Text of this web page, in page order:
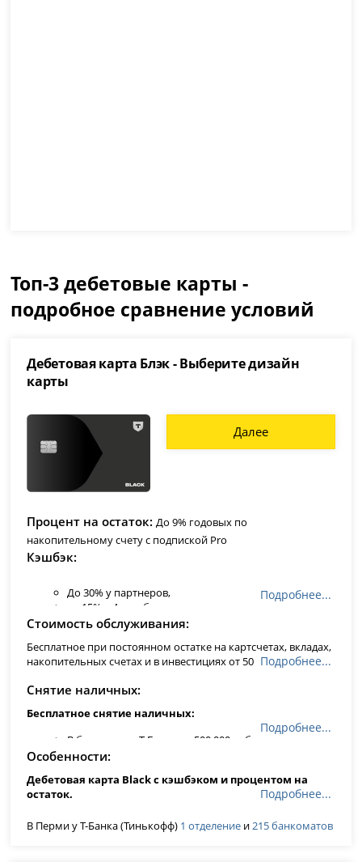
Топ-3 дебетовые карты -
подробное сравнение условий
Дебетовая карта Блэк - Выберите дизайн
карты
Процент на остаток До 9% годовых по
накопительному счету с подпиской Pro
Кэшбэк
До 30% у партнеров,
до 15% в 4-х выбранных местах и категориях,
1% за любые покупки от 100 рублей.
Другие категории с повышенным кэшбэком до 15%
меняются каждый месяц: от фастфуда и ресторанов до аптек
и топлива.Кэшбэк рублями, а не бонусами!
Подробнее...
Стоимость обслуживания
Бесплатное при постоянном остатке на картсчетах, вкладах,
накопительных счетах и в инвестициях от 50 000 руб., или на
Подробнее...
Снятие наличных
Бесплатное снятие наличных:
В банкоматах Т-Банка до 500 000 рублей в месяц
В любых других банкоматах по всему миру от 3000
Подробнее...
Особенности
Дебетовая карта Black с кэшбэком и процентом на
остаток.
Виртуальная карта моментально - пополнять и
совершать переводы в онлайн-банке и мобильном
Подробнее...
В Перми у Т-Банка (Тинькофф) 1 отделение и215 банкоматов
Далее